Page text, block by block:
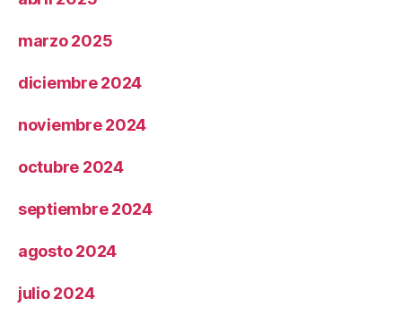
marzo 2025
diciembre 2024
noviembre 2024
octubre 2024
septiembre 2024
agosto 2024
julio 2024